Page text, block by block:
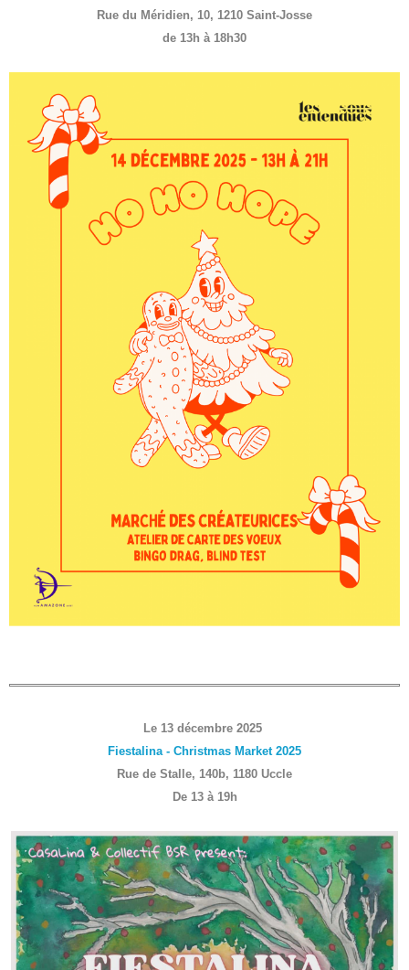
Rue du Méridien, 10, 1210 Saint-Josse
de 13h à 18h30
Le 13 décembre 2025
Fiestalina - Christmas Market 2025
Rue de Stalle, 140b, 1180 Uccle
De 13 à 19h